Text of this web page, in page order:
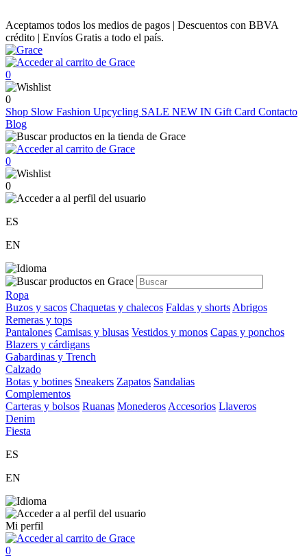
Aceptamos todos los medios de pagos | Descuentos con BBVA
crédito | Envíos Gratis a todo el país.
0
0
Shop Slow Fashion Upcycling SALE NEW IN Gift Card Contacto
Blog
0
0
ES
EN
Ropa
Buzos y sacos Chaquetas y chalecos Faldas y shorts Abrigos
Remeras y tops
Pantalones Camisas y blusas Vestidos y monos Capas y ponchos
Blazers y cárdigans
Gabardinas y Trench
Calzado
Botas y botines Sneakers Zapatos Sandalias
Complementos
Carteras y bolsos Ruanas Monederos Accesorios Llaveros
Denim
Fiesta
ES
EN
Mi perfil
0